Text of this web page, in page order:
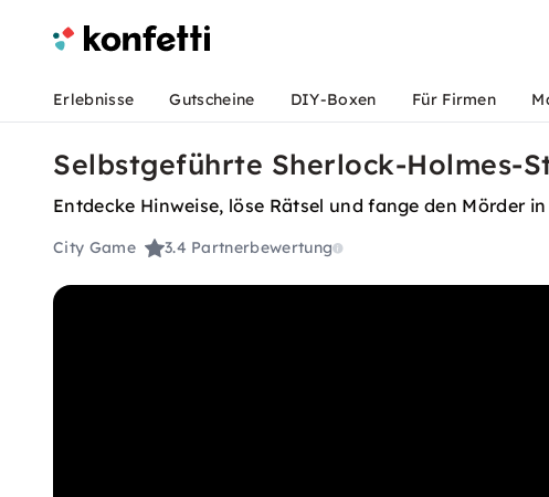
Erlebnisse Gutscheine DIY-Boxen Für Firmen
Selbstgeführte Sherlock-Holmes-
Entdecke Hinweise, löse Rätsel und fange den Mörder
City Game 3.4 Partnerbewertung